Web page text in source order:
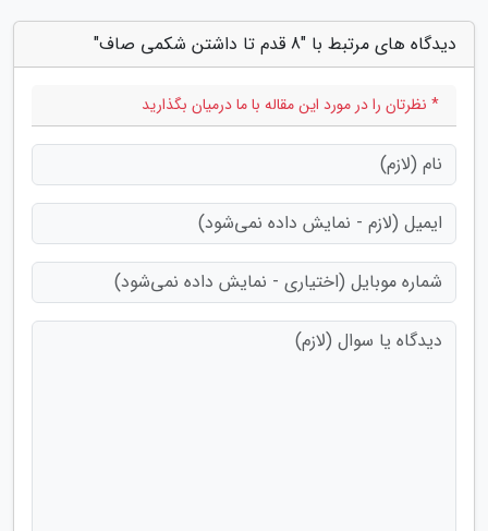
دیدگاه های مرتبط با "8 قدم تا داشتن شکمی صاف"
* نظرتان را در مورد این مقاله با ما درمیان بگذارید